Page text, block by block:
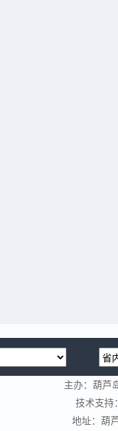
主办：葫芦
技术支持
地址：葫